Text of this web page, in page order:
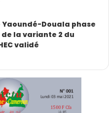
statistique, c’est
», déclare Birungi.
Krystal raconte
sa famille malade à
les médicaments
alimente à la
Douala phase
de la variante 2 du
validé